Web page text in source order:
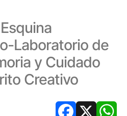
Laboratorio de
y Cuidado
Creativo
Facebook
X